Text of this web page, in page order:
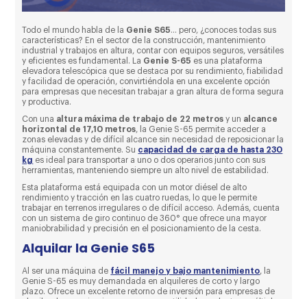
Todo el mundo habla de la Genie S65… pero, ¿conoces todas sus
características? En el sector de la construcción, mantenimiento
industrial y trabajos en altura, contar con equipos seguros, versátiles
y eficientes es fundamental. La Genie S-65 es una plataforma
elevadora telescópica que se destaca por su rendimiento, fiabilidad
y facilidad de operación, convirtiéndola en una excelente opción
para empresas que necesitan trabajar a gran altura de forma segura
y productiva.
Con una altura máxima de trabajo de 22 metros y un alcance
horizontal de 17,10 metros, la Genie S-65 permite acceder a
zonas elevadas y de difícil alcance sin necesidad de reposicionar la
máquina constantemente. Su capacidad de carga de hasta 230
kg es ideal para transportar a uno o dos operarios junto con sus
herramientas, manteniendo siempre un alto nivel de estabilidad.
Esta plataforma está equipada con un motor diésel de alto
rendimiento y tracción en las cuatro ruedas, lo que le permite
trabajar en terrenos irregulares o de difícil acceso. Además, cuenta
con un sistema de giro continuo de 360° que ofrece una mayor
maniobrabilidad y precisión en el posicionamiento de la cesta.
Alquilar la Genie S65
Al ser una máquina de fácil manejo y bajo mantenimiento, la
Genie S-65 es muy demandada en alquileres de corto y largo
plazo. Ofrece un excelente retorno de inversión para empresas de